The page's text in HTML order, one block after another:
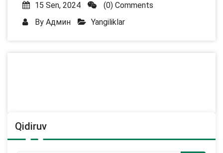
15 Sen, 2024
(0) Comments
By Админ Yangiliklar
Qidiruv